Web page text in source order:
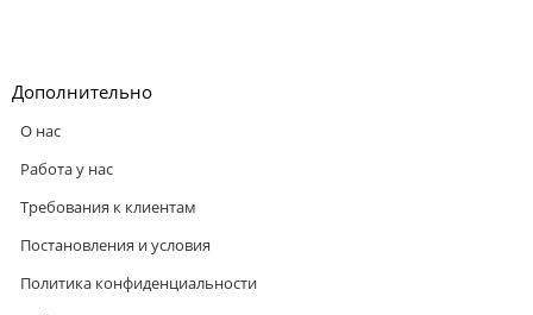
Дополнительно
О нас
Работа у нас
Требования к клиентам
Постановления и условия
Политика конфиденциальности